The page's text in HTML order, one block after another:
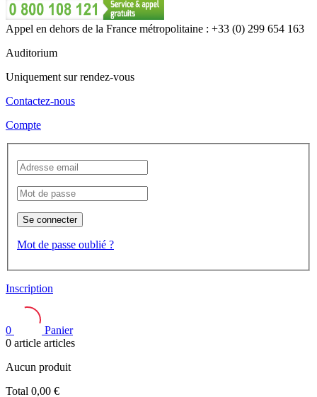
Appel en dehors de la France métropolitaine : +33 (0) 299 654 163
Auditorium
Uniquement sur rendez-vous
Contactez-nous
Compte
Se connecter
Mot de passe oublié ?
Inscription
0
Panier
0 article articles
Aucun produit
Total 0,00 €